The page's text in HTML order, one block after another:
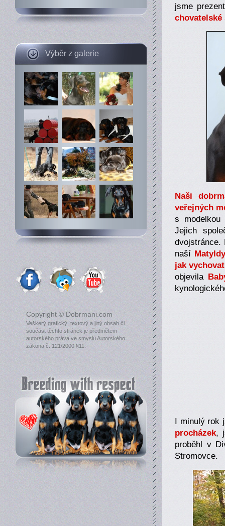
Výběr z galerie
Copyright © Dobrmani.com
Veškerý grafický, textový a jiný obsah či
součást těchto stránek je předmětem
autorského práva ve smyslu Autorského
zákona č. 121/2000 §11.
jsme
chovatelské
Naši
veřejných
s
Jejich
naší
jak
objevila
I minulý rok
procházek,
proběhl v
Stromovce.